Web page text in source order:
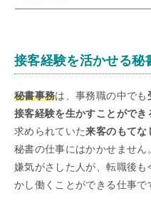
接客経験を活かせる秘
秘書事務は、事務職の中でも
接客経験を生かすことができ
求められていた来客のもてな
秘書の仕事にはかかせませ
嫌気がさした人が、転職後
かし働くことができる仕事で